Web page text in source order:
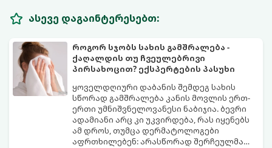
ასევე დაგაინტერესებთ:
როგორ სჯობს სახის გამშრალება -
ქაღალდის თუ ჩვეულებრივი
პირსახოცით? ექსპერტების პასუხი
ყოველდღიური დაბანის შემდეგ სახის
სწორად გამშრალება კანის მოვლის ერთ-
ერთი უმნიშვნელოვანესი ნაბიჯია. ბევრი
ადამიანი არც კი უკვირდება, რას იყენებს
ამ დროს, თუმცა დერმატოლოგები
აფრთხილებენ: არასწორად შერჩეულმა